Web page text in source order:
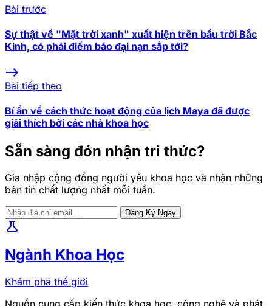
Bài trước
Sự thật về "Mặt trời xanh" xuất hiện trên bầu trời Bắc
Kinh, có phải điềm báo đại nạn sắp tới?
east
Bài tiếp theo
Bí ẩn về cách thức hoạt động của lịch Maya đã được
giải thích bởi các nhà khoa học
Sẵn sàng đón nhận tri thức?
Gia nhập cộng đồng người yêu khoa học và nhận những
bản tin chất lượng nhất mỗi tuần.
Đăng Ký Ngay
science
Ngành Khoa Học
Khám phá thế giới